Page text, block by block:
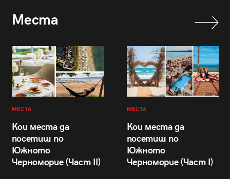
Места
МЕСТА
Кои места да
посетиш по
Южното
Черноморие (Част II)
МЕСТА
Кои места да
посетиш по
Южното
Черноморие (Част I)